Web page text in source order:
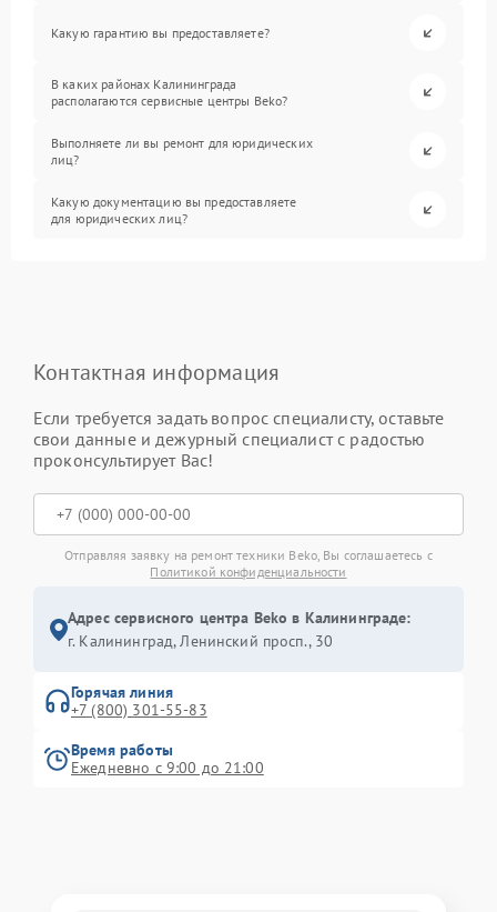
Какую гарантию вы предоставляете?
В каких районах Калининграда
располагаются сервисные центры Beko?
Выполняете ли вы ремонт для юридических
лиц?
Какую документацию вы предоставляете
для юридических лиц?
Контактная информация
Если требуется задать вопрос специалисту, оставьте
свои данные и дежурный специалист с радостью
проконсультирует Вас!
Отправляя заявку на ремонт техники Beko, Вы соглашаетесь с
Политикой конфиденциальности
Адрес сервисного центра Beko в Калининграде:
г. Калининград, Ленинский просп., 30
Горячая линия
+7 (800) 301-55-83
Время работы
Ежедневно с 9:00 до 21:00